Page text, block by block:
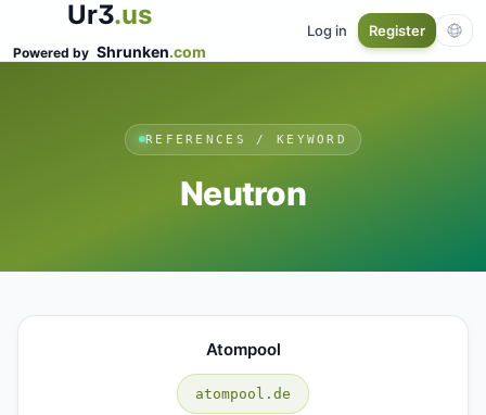
Ur3.us
Powered by Shrunken.com
Log in Register
REFERENCES / KEYWORD
Neutron
Atompool
atompool.de